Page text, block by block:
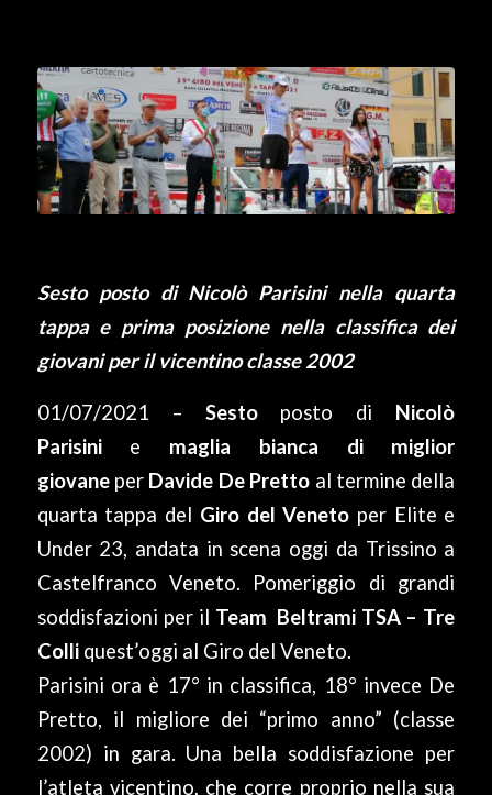
Sesto posto di Nicolò Parisini nella quarta
tappa e prima posizione nella classifica dei
giovani per il vicentino classe 2002
01/07/2021 – Sesto posto di Nicolò
Parisinie maglia bianca di miglior
giovaneper Davide De Pretto al termine della
quarta tappa del Giro del Veneto per Elite e
Under 23, andata in scena oggi da Trissino a
Castelfranco Veneto. Pomeriggio di grandi
soddisfazioni per il Team Beltrami TSA – Tre
Colliquest’oggi al Giro del Veneto.
Parisini ora è 17° in classifica, 18° invece De
Pretto, il migliore dei “primo anno” (classe
2002) in gara. Una bella soddisfazione per
l’atleta vicentino, che corre proprio nella sua